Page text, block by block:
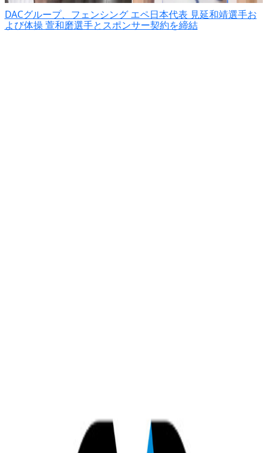
DACグループ、フェンシング エペ日本代表 見延和靖選手お
よび体操 萱和磨選手とスポンサー契約を締結